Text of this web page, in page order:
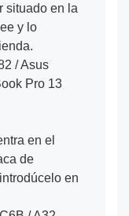
situado en la
y lo
/ Asus
Pro 13
en el
de
en